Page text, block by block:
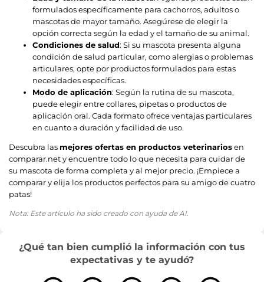
formulados específicamente para cachorros, adultos o
mascotas de mayor tamaño. Asegúrese de elegir la
opción correcta según la edad y el tamaño de su animal.
Condiciones de salud: Si su mascota presenta alguna
condición de salud particular, como alergias o problemas
articulares, opte por productos formulados para estas
necesidades específicas.
Modo de aplicación: Según la rutina de su mascota,
puede elegir entre collares, pipetas o productos de
aplicación oral. Cada formato ofrece ventajas particulares
en cuanto a duración y facilidad de uso.
Descubra las mejores ofertas en productos veterinariosen
comparar.net y encuentre todo lo que necesita para cuidar de
su mascota de forma completa y al mejor precio. ¡Empiece a
comparar y elija los productos perfectos para su amigo de cuatro
patas!
Nota: Este artículo ha sido creado con ayuda de AI.
¿Qué tan bien cumplió la información con tus
expectativas y te ayudó?